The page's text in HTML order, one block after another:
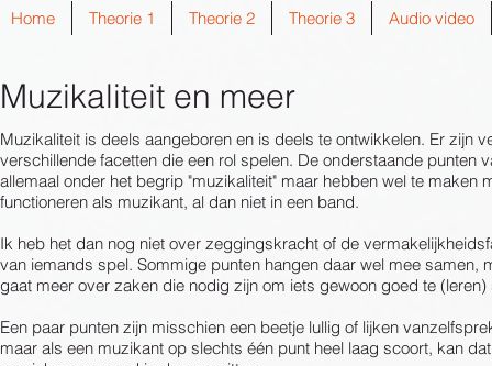
Home Theorie 1 Theorie 2 Theorie 3 Audio video
Muzikaliteit en meer
Muzikaliteit is deels aangeboren en is deels te ontwikkelen. Er zijn
verschillende facetten die een rol spelen. De onderstaande punten
allemaal onder het begrip "muzikaliteit" maar hebben wel te maken
functioneren als muzikant, al dan niet in een band.
Ik heb het dan nog niet over zeggingskracht of de
van iemands spel. Sommige punten hangen daar wel mee samen,
gaat meer over zaken die nodig zijn om iets gewoon goed te (leren)
Een paar punten zijn misschien een beetje lullig of lijken
maar als een muzikant op slechts één punt heel laag scoort, kan